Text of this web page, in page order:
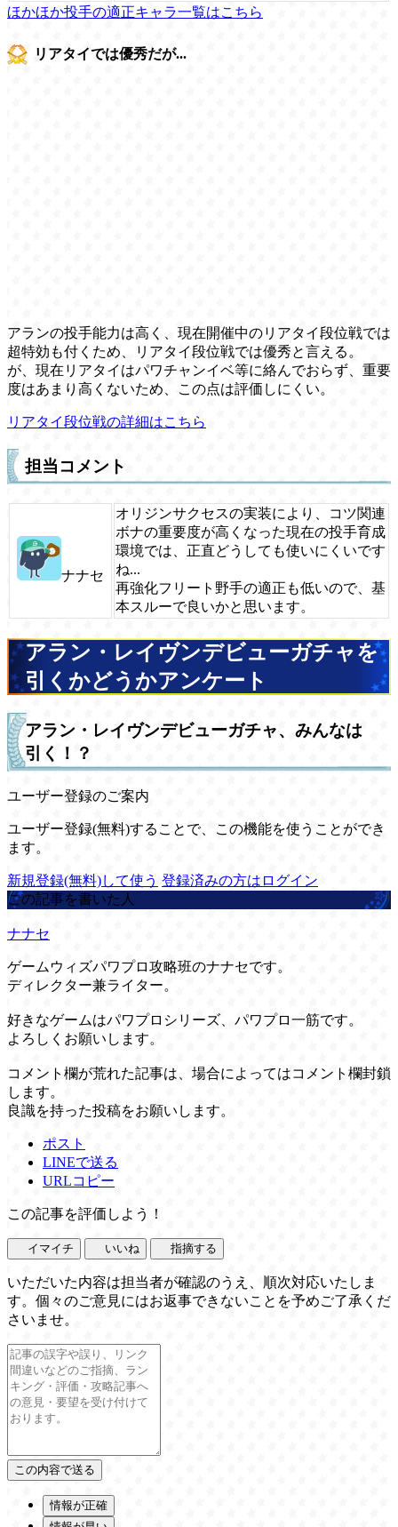
ほかほか投手の適正キャラ一覧はこちら
リアタイでは優秀だが...
アランの投手能力は高く、現在開催中のリアタイ段位戦では
超特効も付くため、リアタイ段位戦では優秀と言える。
が、現在リアタイはパワチャンイベ等に絡んでおらず、重要
度はあまり高くないため、この点は評価しにくい。
リアタイ段位戦の詳細はこちら
担当コメント
ナナセ
オリジンサクセスの実装により、コツ関連
ボナの重要度が高くなった現在の投手育成
環境では、正直どうしても使いにくいです
ね...
再強化フリート野手の適正も低いので、基
本スルーで良いかと思います。
アラン・レイヴンデビューガチャを
引くかどうかアンケート
アラン・レイヴンデビューガチャ、みんなは
引く！？
ユーザー登録のご案内
ユーザー登録(無料)することで、この機能を使うことができ
ます。
新規登録(無料)して使う 登録済みの方はログイン
この記事を書いた人
ナナセ
ゲームウィズパワプロ攻略班のナナセです。
ディレクター兼ライター。
好きなゲームはパワプロシリーズ、パワプロ一筋です。
よろしくお願いします。
コメント欄が荒れた記事は、場合によってはコメント欄封鎖
します。
良識を持った投稿をお願いします。
ポスト
LINEで送る
URLコピー
この記事を評価しよう！
イマイチ いいね 指摘する
いただいた内容は担当者が確認のうえ、順次対応いたしま
す。個々のご意見にはお返事できないことを予めご了承くだ
さいませ。
情報が正確